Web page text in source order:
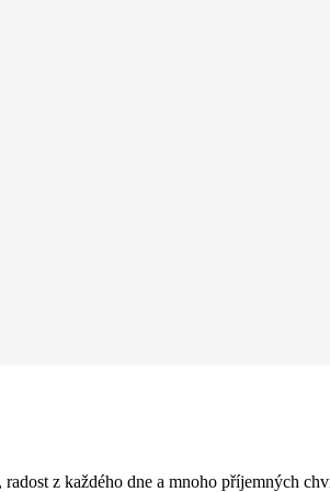
z každého dne a mnoho příjemných